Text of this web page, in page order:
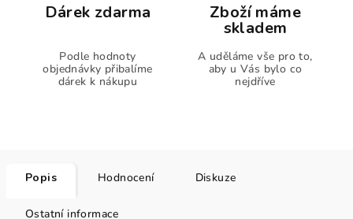
Dárek zdarma
Podle hodnoty
objednávky přibalíme
dárek k nákupu
Zboží máme
skladem
A uděláme vše pro to,
aby u Vás bylo co
nejdříve
Popis Hodnocení Diskuze
Ostatní informace